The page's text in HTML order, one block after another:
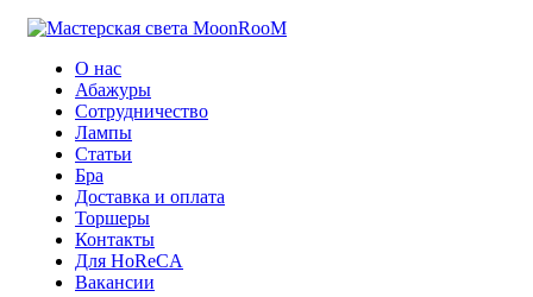
О нас
Абажуры
Сотрудничество
Лампы
Статьи
Бра
Доставка и оплата
Торшеры
Контакты
Для HoReCA
Вакансии